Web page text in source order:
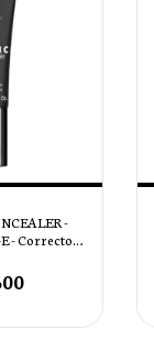
-
- Corrector